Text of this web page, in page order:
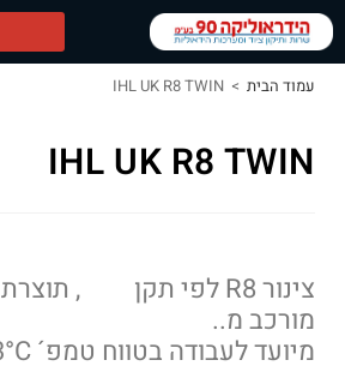
עמוד הבית >
IHL UK R8 TWIN
IHL UK R8 TWIN
צינור R8 לפי תקן , תוצרת IHL UK.
מורכב מ..
מיועד לעבודה בטווח טמפ´ 40°C +93°C-